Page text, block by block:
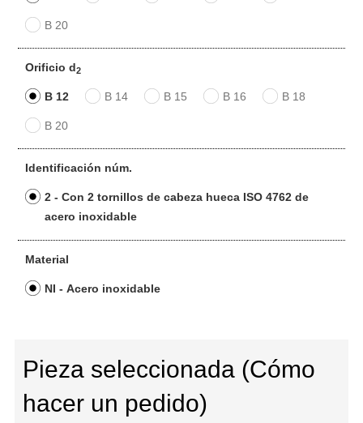
B 20
Orificio d2
B 12 B 14 B 15 B 16 B 18
B 20
Identificación núm.
2 - Con 2 tornillos de cabeza hueca ISO 4762 de
acero inoxidable
Material
NI - Acero inoxidable
Pieza seleccionada (Cómo
hacer un pedido)